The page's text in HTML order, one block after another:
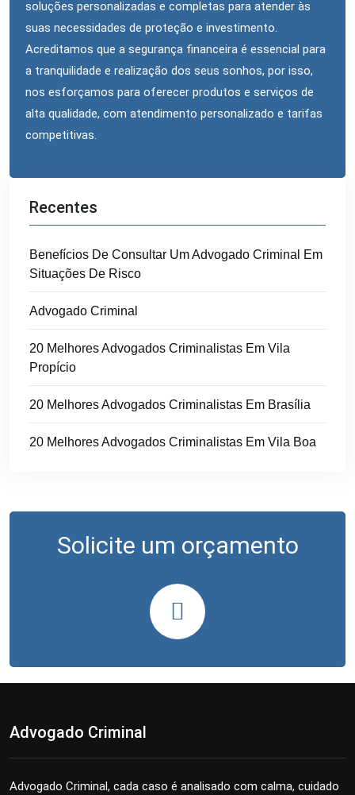
soluções personalizadas e completas para atender às
suas necessidades de proteção e investimento.
Acreditamos que a segurança financeira é essencial para
a tranquilidade e realização dos seus sonhos, por isso,
nos esforçamos para oferecer produtos e serviços de
alta qualidade, com atendimento personalizado e tarifas
competitivas.
Recentes
Benefícios De Consultar Um Advogado Criminal Em
Situações De Risco
Advogado Criminal
20 Melhores Advogados Criminalistas Em Vila
Propício
20 Melhores Advogados Criminalistas Em Brasília
20 Melhores Advogados Criminalistas Em Vila Boa
Solicite um orçamento
Advogado Criminal
Advogado Criminal, cada caso é analisado com calma, cuidado